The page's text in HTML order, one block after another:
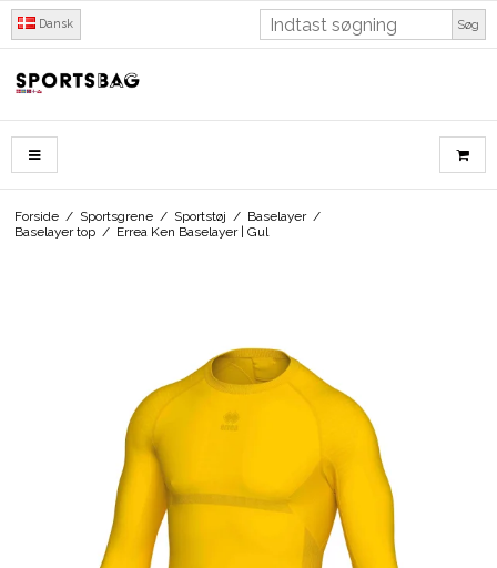
Dansk Søg
Forside / Sportsgrene / Sportstøj / Baselayer /
Baselayer top / Errea Ken Baselayer | Gul